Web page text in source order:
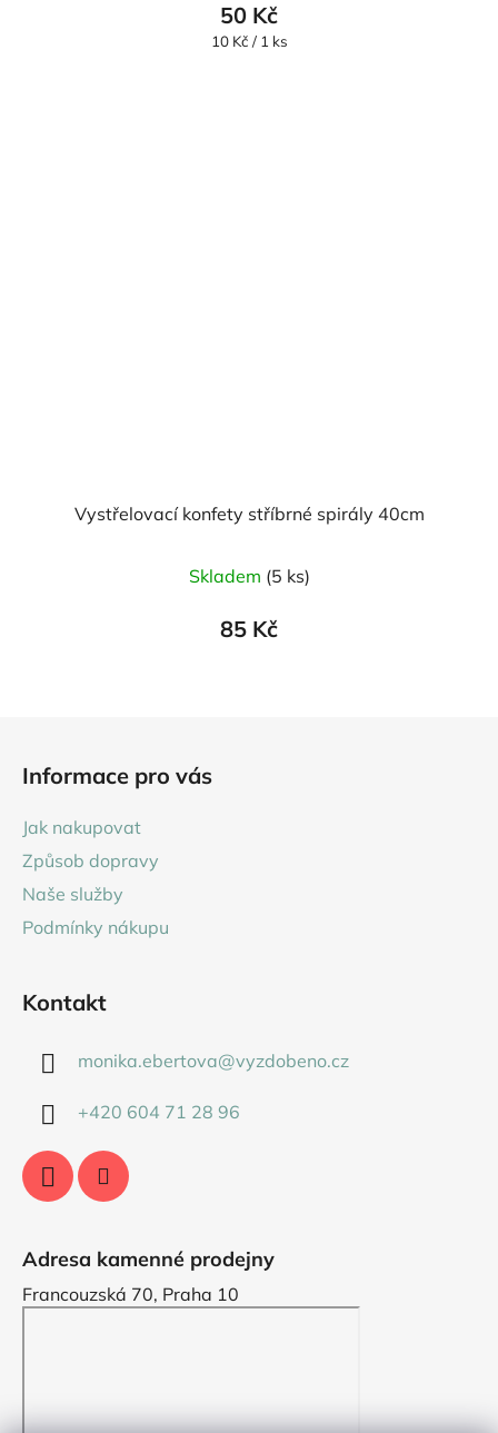
50 Kč
Měrná
10 Kč / 1 ks
Vystřelovací konfety stříbrné spirály 40cm
Skladem (5 ks)
85 Kč
Informace pro vás
Jak nakupovat
Způsob dopravy
Naše služby
Podmínky nákupu
Kontakt
monika.ebertova@vyzdobeno.cz
+420 604 71 28 96
Adresa kamenné prodejny
Francouzská 70, Praha 10